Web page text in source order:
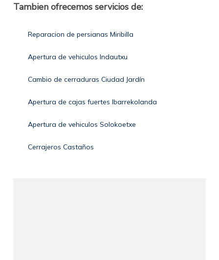
Tambien ofrecemos servicios de:
Reparacion de persianas Miribilla
Apertura de vehiculos Indautxu
Cambio de cerraduras Ciudad Jardín
Apertura de cajas fuertes Ibarrekolanda
Apertura de vehiculos Solokoetxe
Cerrajeros Castaños